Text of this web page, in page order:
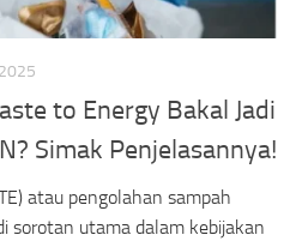
to Energy Bakal Jadi
Simak Penjelasannya!
atau pengolahan sampah
sorotan utama dalam kebijakan